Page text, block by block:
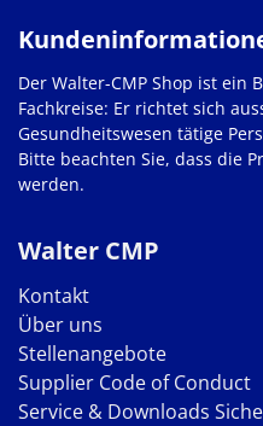
Walter CMP
Kontakt
Über uns
Stellenangebote
Supplier Code of Conduct
Service & Downloads
Der Walter-CMP Shop ist ein
Fachkreise: Er richtet sich
Gesundheitswesen tätige
Bitte beachten Sie, dass die
werden.